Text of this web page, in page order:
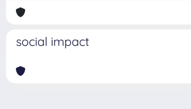
social impact